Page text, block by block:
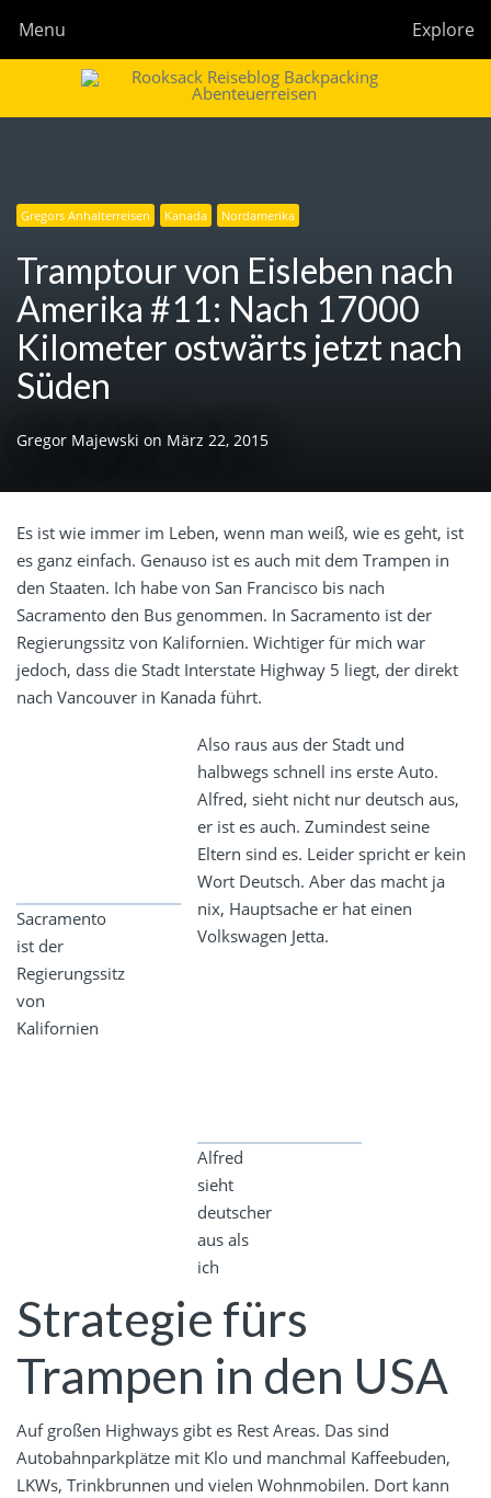
Explore
Menu
Rooksack
Gregors Anhalterreisen Kanada Nordamerika
Tramptour von Eisleben nach
Amerika #11: Nach 17000
Kilometer ostwärts jetzt nach
Süden
Gregor Majewski on März 22, 2015
Es ist wie immer im Leben, wenn man weiß, wie es geht, ist
es ganz einfach. Genauso ist es auch mit dem Trampen in
den Staaten. Ich habe von San Francisco bis nach
Sacramento den Bus genommen. In Sacramento ist der
Regierungssitz von Kalifornien. Wichtiger für mich war
jedoch, dass die Stadt Interstate Highway 5 liegt, der direkt
nach Vancouver in Kanada führt.
Sacramento
ist der
Regierungssitz
von
Kalifornien
Also raus aus der Stadt und
halbwegs schnell ins erste Auto.
Alfred, sieht nicht nur deutsch aus,
er ist es auch. Zumindest seine
Eltern sind es. Leider spricht er kein
Wort Deutsch. Aber das macht ja
nix, Hauptsache er hat einen
Volkswagen Jetta.
Alfred
sieht
deutscher
aus als
ich
Strategie fürs
Trampen in den USA
Auf großen Highways gibt es Rest Areas. Das sind
Autobahnparkplätze mit Klo und manchmal Kaffeebuden,
LKWs, Trinkbrunnen und vielen Wohnmobilen. Dort kann